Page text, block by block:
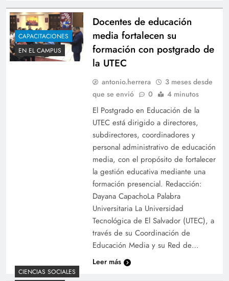
CAPACITACIONES
EN EL CAMPUS
Docentes de educación
media fortalecen su
formación con postgrado de
la UTEC
antonio.herrera
3 meses desde
que se envió
0 4 minutos
El Postgrado en Educación de la
UTEC está dirigido a directores,
subdirectores, coordinadores y
personal administrativo de educación
media, con el propósito de fortalecer
la gestión educativa mediante una
formación presencial. Redacción:
Dayana CapachoLa Palabra
Universitaria La Universidad
Tecnológica de El Salvador (UTEC), a
través de su Coordinación de
Educación Media y su Red de…
Leer más
CIENCIAS SOCIALES